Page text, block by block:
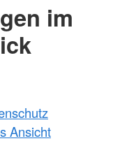
im
Ansicht